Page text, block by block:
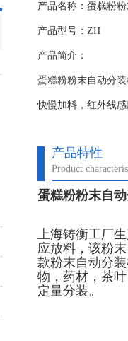
产品名称：蛋糕粉
产品型号：ZH
产品简介：
蛋糕粉粉末自动分
快慢加料，红外线
产品特性
Product
蛋糕粉粉末自
上海铸衡工厂
应放料，该粉
款粉末自动分
物，药材，茶
定量分装。